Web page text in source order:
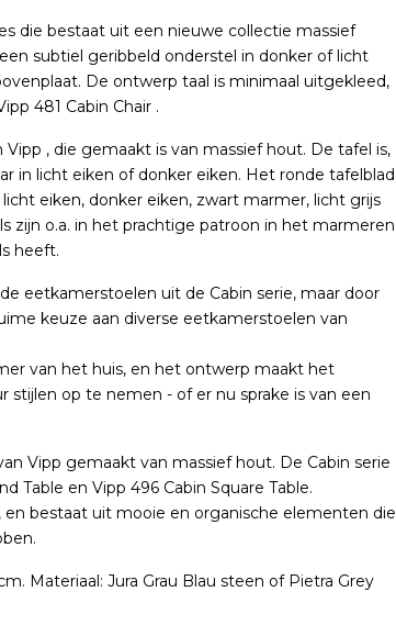
die bestaat uit een nieuwe collectie massief
subtiel geribbeld onderstel in donker of licht
De ontwerp taal is minimaal uitgekleed,
481 Cabin Chair .
, die gemaakt is van massief hout. De tafel is,
in licht eiken of donker eiken. Het ronde tafelblad
eiken, donker eiken, zwart marmer, licht grijs
zijn o.a. in het prachtige patroon in het marmeren
heeft.
eetkamerstoelen uit de Cabin serie, maar door
keuze aan diverse eetkamerstoelen van
van het huis, en het ontwerp maakt het
op te nemen - of er nu sprake is van een
Vipp gemaakt van massief hout. De Cabin serie
Table en Vipp 496 Cabin Square Table.
en bestaat uit mooie en organische elementen die
Materiaal: Jura Grau Blau steen of Pietra Grey